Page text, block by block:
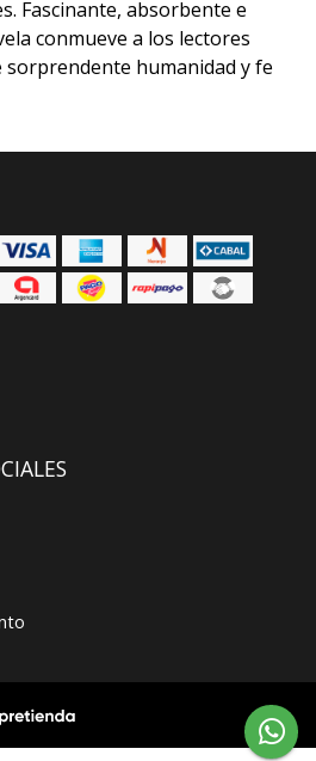
Fascinante, absorbente e
conmueve a los lectores
sorprendente humanidad y fe